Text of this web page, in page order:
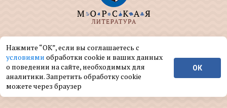
ООО "МОРКНИГА" занимается изданием и
реализацией книг на морскую тематику.
© ООО "МОРКНИГА", 2004 — 2026 г.
Нажмите “ОК”, если вы соглашаетесь с
условиями обработки cookie и ваших данных
о поведении на сайте, необходимых для
аналитики. Запретить обработку cookie
можете через браузер
ОК